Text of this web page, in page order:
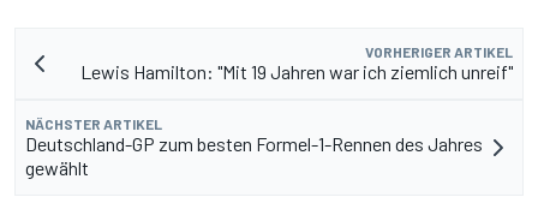
VORHERIGER ARTIKEL
Lewis Hamilton: "Mit 19 Jahren war ich ziemlich unreif"
NÄCHSTER ARTIKEL
Deutschland-GP zum besten Formel-1-Rennen des Jahres
gewählt